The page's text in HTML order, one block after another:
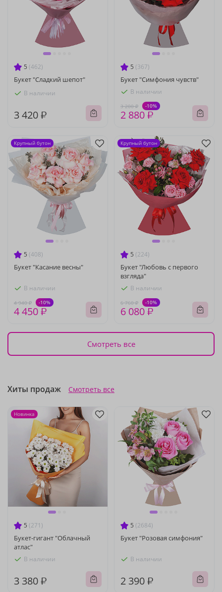
5 (462)
Букет "Сладкий шепот"
В наличии
3 420 ₽
5 (367)
Букет "Симфония чувств"
В наличии
3 200 ₽ -10%
2 880 ₽
5 (408)
Букет "Касание весны"
В наличии
4 940 ₽ -10%
4 450 ₽
Крупный бутон
5 (224)
Букет "Любовь с первого
взгляда"
В наличии
6 760 ₽ -10%
6 080 ₽
Крупный бутон
Смотреть все
Хиты продаж Смотреть все
5 (271)
Букет-гигант "Облачный
атлас"
В наличии
3 380 ₽
Новинка
5 (2684)
Букет "Розовая симфония"
В наличии
2 390 ₽